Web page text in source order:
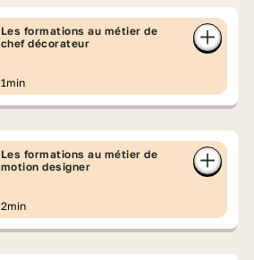
Les formations au métier de
chef décorateur
1min
Les formations au métier de
motion designer
2min